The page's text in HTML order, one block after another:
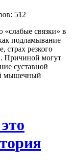
512
«слабые связки» в
подламывание
страх резкого
Причиной могут
суставной
мышечный